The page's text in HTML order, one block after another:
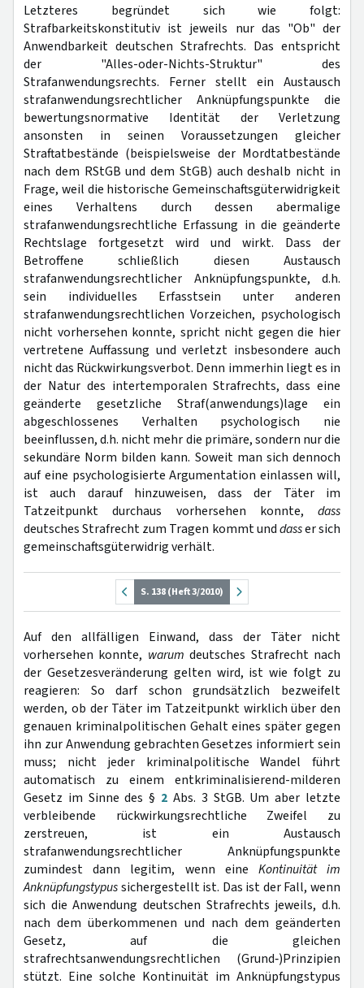
Letzteres begründet sich wie folgt:
Strafbarkeitskonstitutiv ist jeweils nur das "Ob" der
Anwendbarkeit deutschen Strafrechts. Das entspricht
der "Alles-oder-Nichts-Struktur" des
Strafanwendungsrechts. Ferner stellt ein Austausch
strafanwendungsrechtlicher Anknüpfungspunkte die
bewertungsnormative Identität der Verletzung
ansonsten in seinen Voraussetzungen gleicher
Straftatbestände (beispielsweise der Mordtatbestände
nach dem RStGB und dem StGB) auch deshalb nicht in
Frage, weil die historische Gemeinschaftsgüterwidrigkeit
eines Verhaltens durch dessen abermalige
strafanwendungsrechtliche Erfassung in die geänderte
Rechtslage fortgesetzt wird und wirkt. Dass der
Betroffene schließlich diesen Austausch
strafanwendungsrechtlicher Anknüpfungspunkte, d.h.
sein individuelles Erfasstsein unter anderen
strafanwendungsrechtlichen Vorzeichen, psychologisch
nicht vorhersehen konnte, spricht nicht gegen die hier
vertretene Auffassung und verletzt insbesondere auch
nicht das Rückwirkungsverbot. Denn immerhin liegt es in
der Natur des intertemporalen Strafrechts, dass eine
geänderte gesetzliche Straf(anwendungs)lage ein
abgeschlossenes Verhalten psychologisch nie
beeinflussen, d.h. nicht mehr die primäre, sondern nur die
sekundäre Norm bilden kann. Soweit man sich dennoch
auf eine psychologisierte Argumentation einlassen will,
ist auch darauf hinzuweisen, dass der Täter im
Tatzeitpunkt durchaus vorhersehen konnte, dass
deutsches Strafrecht zum Tragen kommt unddasser sich
gemeinschaftsgüterwidrig verhält.
S. 138 (Heft 3/2010)
Auf den allfälligen Einwand, dass der Täter nicht
vorhersehen konnte, warum deutsches Strafrecht nach
der Gesetzesveränderung gelten wird, ist wie folgt zu
reagieren: So darf schon grundsätzlich bezweifelt
werden, ob der Täter im Tatzeitpunkt wirklich über den
genauen kriminalpolitischen Gehalt eines später gegen
ihn zur Anwendung gebrachten Gesetzes informiert sein
muss; nicht jeder kriminalpolitische Wandel führt
automatisch zu einem entkriminalisierend-milderen
Gesetz im Sinne des § 2 Abs. 3 StGB. Um aber letzte
verbleibende rückwirkungsrechtliche Zweifel zu
zerstreuen, ist ein Austausch
strafanwendungsrechtlicher Anknüpfungspunkte
zumindest dann legitim, wenn eine Kontinuität im
Anknüpfungstypussichergestellt ist. Das ist der Fall, wenn
sich die Anwendung deutschen Strafrechts jeweils, d.h.
nach dem überkommenen und nach dem geänderten
Gesetz, auf die gleichen
strafrechtsanwendungsrechtlichen (Grund‑)Prinzipien
stützt. Eine solche Kontinuität im Anknüpfungstypus